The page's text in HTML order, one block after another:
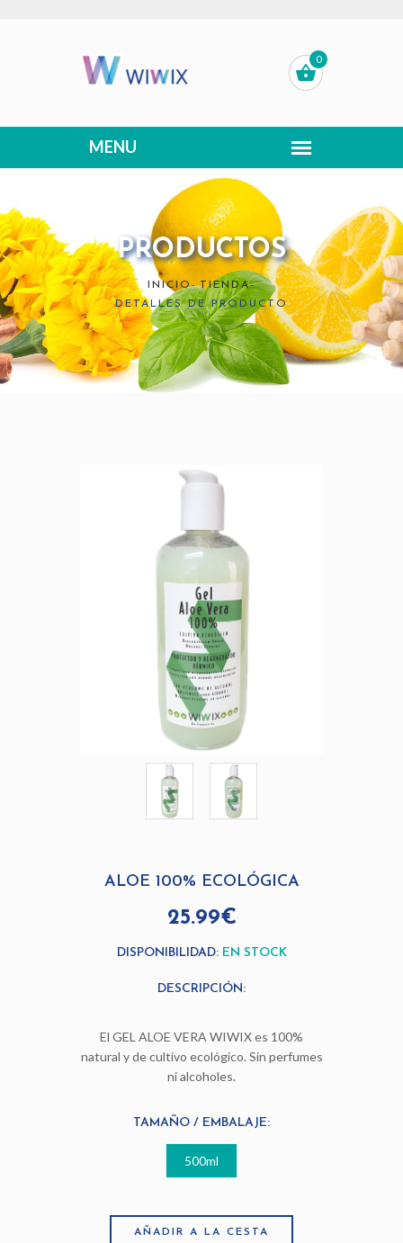
0
PRODUCTOS
INICIO- TIENDA-
DETALLES DE PRODUCTO
ALOE 100% ECOLÓGICA
25.99€
DISPONIBILIDAD: EN STOCK
DESCRIPCIÓN:
El GEL ALOE VERA WIWIX es 100%
natural y de cultivo ecológico. Sin perfumes
ni alcoholes.
TAMAÑO / EMBALAJE:
500ml
AÑADIR A LA CESTA